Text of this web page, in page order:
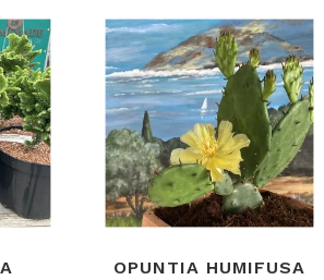
OPUNTIA HUMIFUSA